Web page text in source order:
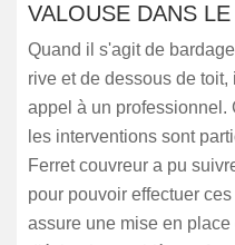
VALOUSE DANS
Quand il s'agit de
rive et de dessous de
appel à un professionnel.
les interventions sont
Ferret couvreur a pu
pour pouvoir effectuer
assure une mise en